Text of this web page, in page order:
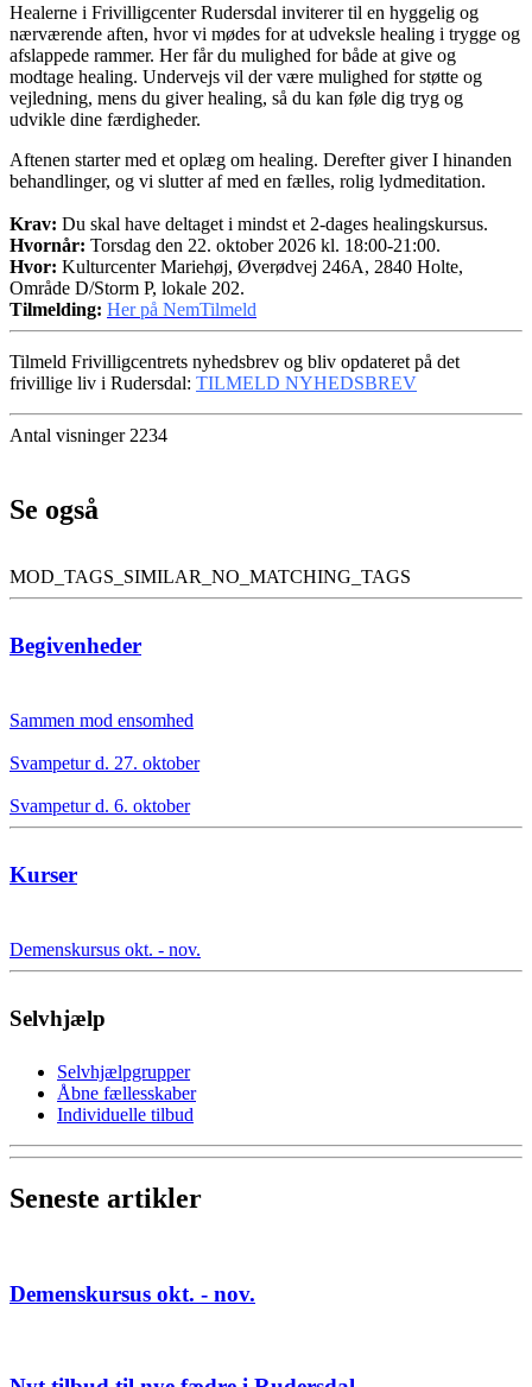
Healerne i Frivilligcenter Rudersdal inviterer til en hyggelig og
nærværende aften, hvor vi mødes for at udveksle healing i trygge og
afslappede rammer. Her får du mulighed for både at give og
modtage healing. Undervejs vil der være mulighed for støtte og
vejledning, mens du giver healing, så du kan føle dig tryg og
udvikle dine færdigheder.
Aftenen starter med et oplæg om healing. Derefter giver I hinanden
behandlinger, og vi slutter af med en fælles, rolig lydmeditation.
Krav: Du skal have deltaget i mindst et 2-dages healingskursus.
Hvornår: Torsdag den 22. oktober 2026 kl. 18:00-21:00.
Hvor: Kulturcenter Mariehøj, Øverødvej 246A, 2840 Holte,
Område D/Storm P, lokale 202.
Tilmelding: Her på NemTilmeld
Tilmeld Frivilligcentrets nyhedsbrev og bliv opdateret på det
frivillige liv i Rudersdal: TILMELD NYHEDSBREV
Antal visninger 2234
Se også
MOD_TAGS_SIMILAR_NO_MATCHING_TAGS
Begivenheder
Sammen mod ensomhed
Svampetur d. 27. oktober
Svampetur d. 6. oktober
Kurser
Demenskursus okt. - nov.
Selvhjælp
Selvhjælpgrupper
Åbne fællesskaber
Individuelle tilbud
Seneste artikler
Demenskursus okt. - nov.